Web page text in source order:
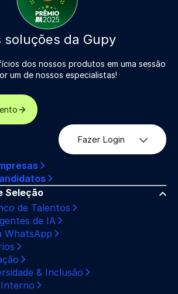
soluções da Gupy
dos nossos produtos em uma sessão
um de nossos especialistas!
Fazer Login
Seleção
de Talentos
de IA
WhatsApp
& Inclusão